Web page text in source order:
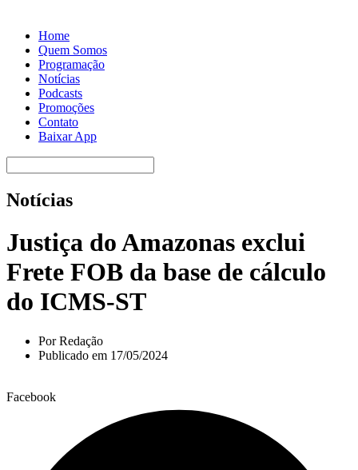
Home
Quem Somos
Programação
Notícias
Podcasts
Promoções
Contato
Baixar App
Notícias
Justiça do Amazonas exclui
Frete FOB da base de cálculo
do ICMS-ST
PorRedação
Publicado em 17/05/2024
Facebook